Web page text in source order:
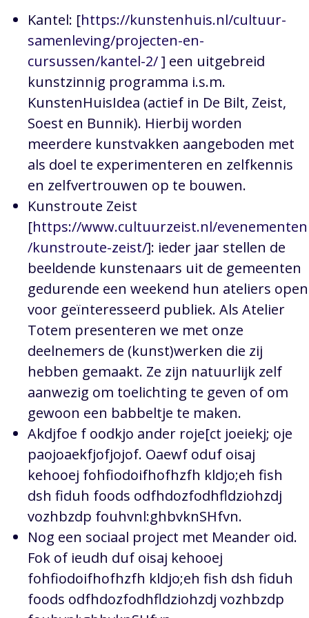
Kantel: [https://kunstenhuis.nl/cultuur-
samenleving/projecten-en-
cursussen/kantel-2/] een uitgebreid
kunstzinnig programma i.s.m.
KunstenHuisIdea (actief in De Bilt, Zeist,
Soest en Bunnik). Hierbij worden
meerdere kunstvakken aangeboden met
als doel te experimenteren en zelfkennis
en zelfvertrouwen op te bouwen.
Kunstroute Zeist
[https://www.cultuurzeist.nl/evenementen
/kunstroute-zeist/]: ieder jaar stellen de
beeldende kunstenaars uit de gemeenten
gedurende een weekend hun ateliers open
voor geïnteresseerd publiek. Als Atelier
Totem presenteren we met onze
deelnemers de (kunst)werken die zij
hebben gemaakt. Ze zijn natuurlijk zelf
aanwezig om toelichting te geven of om
gewoon een babbeltje te maken.
Akdjfoe f oodkjo ander roje[ct joeiekj; oje
paojoaekfjofjojof. Oaewf oduf oisaj
kehooej fohfiodoifhofhzfh kldjo;eh fish
dsh fiduh foods odfhdozfodhfldziohzdj
vozhbzdp fouhvnl:ghbvknSHfvn.
Nog een sociaal project met Meander oid.
Fok of ieudh duf oisaj kehooej
fohfiodoifhofhzfh kldjo;eh fish dsh fiduh
foods odfhdozfodhfldziohzdj vozhbzdp